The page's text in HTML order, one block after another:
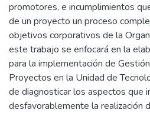
promotores, e incumplimientos
de un proyecto un proceso
objetivos corporativos de la
este trabajo se enfocará en la
para la implementación de
Proyectos en la Unidad de
de diagnosticar los aspectos que
desfavorablemente la realización